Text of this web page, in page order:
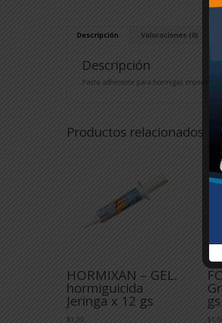
Descripción Valoraciones (0)
Descripción
Pasta adherente para hormigas
Productos relacionados
HORMIXAN – GEL.
hormiguicida
Jeringa x 12 gs
$1,00
gs
$